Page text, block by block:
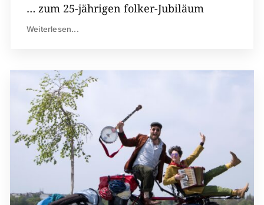
… zum 25-jährigen folker-Jubiläum
Weiterlesen...